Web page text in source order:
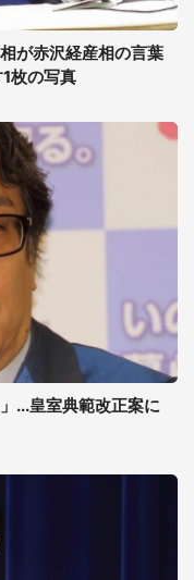
が赤沢経産相の言葉
枚の写真
...皇室典範改正案に